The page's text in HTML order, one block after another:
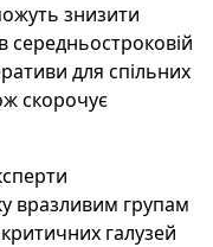
знизити
середньостроковій
для спільних
скорочує
вразливим групам
галузей